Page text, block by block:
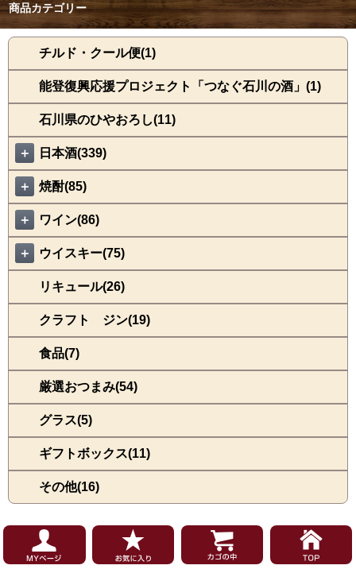
商品カテゴリー
チルド・クール便(1)
能登復興応援プロジェクト「つなぐ石川の酒」(1)
石川県のひやおろし(11)
＋ 日本酒(339)
＋ 焼酎(85)
＋ ワイン(86)
＋ ウイスキー(75)
リキュール(26)
クラフト ジン(19)
食品(7)
厳選おつまみ(54)
グラス(5)
ギフトボックス(11)
その他(16)